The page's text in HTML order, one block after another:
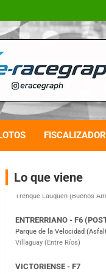
Lo que viene
COBERTURA ESPECIAL
08/09-AGO
IAME SERIES
Ramiro Tot (Asfalto)
KDO - F6
Trenque Lauquen (Buenos
ENTRERRIANO - F6
Villaguay (Entre Ríos)
VICTORIENSE - F7
Victoria (Entre Ríos)